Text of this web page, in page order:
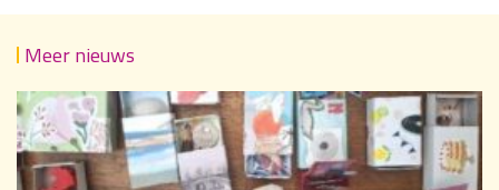
Meer nieuws